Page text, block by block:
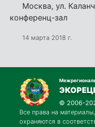
Москва, ул.
конференц-зал
14 марта 2018 г.
© 2006-
Все права на
охраняются в